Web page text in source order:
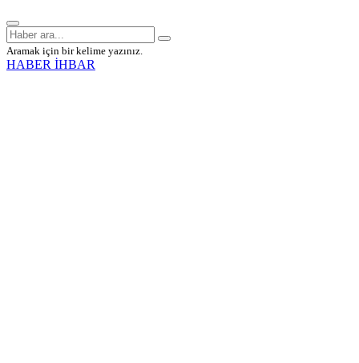
Aramak için bir kelime yazınız.
HABER İHBAR